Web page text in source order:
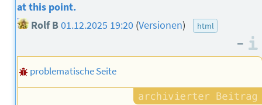
at this point.
Rolf B01.12.2025 19:20 (Versionen) html
–
problematische Seite